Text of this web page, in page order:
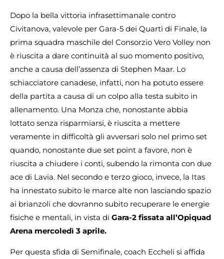
Dopo la bella vittoria infrasettimanale contro
Civitanova, valevole per Gara-5 dei Quarti di Finale, la
prima squadra maschile del Consorzio Vero Volley non
è riuscita a dare continuità al suo momento positivo,
anche a causa dell’assenza di Stephen Maar. Lo
schiacciatore canadese, infatti, non ha potuto essere
della partita a causa di un colpo alla testa subito in
allenamento. Una Monza che, nonostante abbia
lottato senza risparmiarsi, è riuscita a mettere
veramente in difficoltà gli avversari solo nel primo set
quando, nonostante due set point a favore, non è
riuscita a chiudere i conti, subendo la rimonta con due
ace di Lavia. Nel secondo e terzo gioco, invece, la Itas
ha innestato subito le marce alte non lasciando spazio
ai brianzoli che dovranno subito recuperare le energie
fisiche e mentali, in vista di Gara-2 fissata all’Opiquad
Arena mercoledì 3 aprile.
Per questa sfida di Semifinale, coach Eccheli si affida